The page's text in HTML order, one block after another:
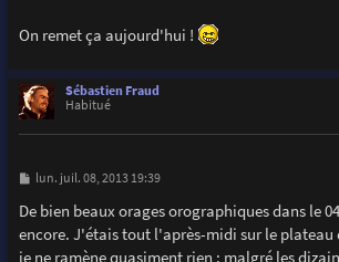
On remet ça aujourd'hui !
Sébastien Fraud
Habitué
M
s
s
a
lun. juil. 08, 2013 19:39
De bien beaux orages orographiques dans le
encore. J'étais tout l'après-midi sur le plateau
je ne ramène quasiment rien : malgré les